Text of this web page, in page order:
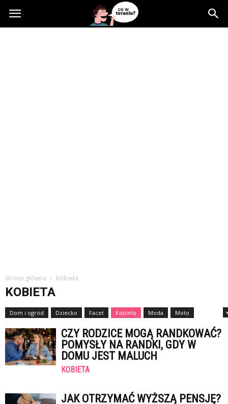
Cowtoruniu.pl
Strona główna Kobieta
KOBIETA
Dom i ogród Dziecko Facet Kobieta Moda
Moto
CZY RODZICE MOGĄ RANDKOWAĆ?
POMYSŁY NA RANDKI, GDY W
DOMU JEST MALUCH
KOBIETA
JAK OTRZYMAĆ WYŻSZĄ PENSJĘ?